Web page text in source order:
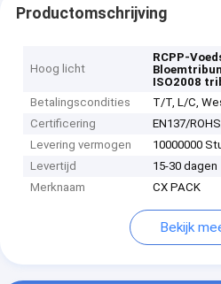
Productomschrijving
Hoog licht
RCPP-
ISO2008
Betalingscondities
T/T, L/C,
Certificering
EN137/
Levering vermogen
10000000
Levertijd
15-30 dagen
Merknaam
CX PACK
Bekijk